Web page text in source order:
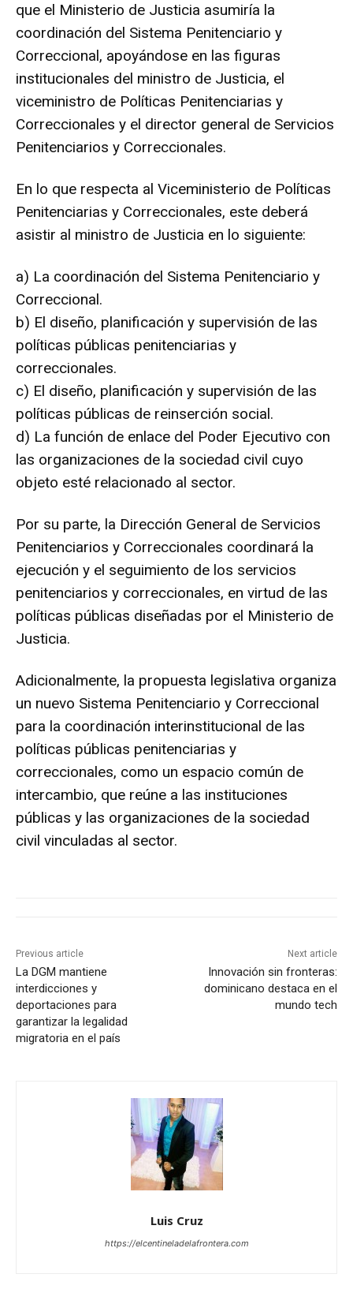
que el Ministerio de Justicia asumiría la
coordinación del Sistema Penitenciario y
Correccional, apoyándose en las figuras
institucionales del ministro de Justicia, el
viceministro de Políticas Penitenciarias y
Correccionales y el director general de Servicios
Penitenciarios y Correccionales.
En lo que respecta al Viceministerio de Políticas
Penitenciarias y Correccionales, este deberá
asistir al ministro de Justicia en lo siguiente:
a) La coordinación del Sistema Penitenciario y
Correccional.
b) El diseño, planificación y supervisión de las
políticas públicas penitenciarias y
correccionales.
c) El diseño, planificación y supervisión de las
políticas públicas de reinserción social.
d) La función de enlace del Poder Ejecutivo con
las organizaciones de la sociedad civil cuyo
objeto esté relacionado al sector.
Por su parte, la Dirección General de Servicios
Penitenciarios y Correccionales coordinará la
ejecución y el seguimiento de los servicios
penitenciarios y correccionales, en virtud de las
políticas públicas diseñadas por el Ministerio de
Justicia.
Adicionalmente, la propuesta legislativa organiza
un nuevo Sistema Penitenciario y Correccional
para la coordinación interinstitucional de las
políticas públicas penitenciarias y
correccionales, como un espacio común de
intercambio, que reúne a las instituciones
públicas y las organizaciones de la sociedad
civil vinculadas al sector.
Previous article
La DGM mantiene
interdicciones y
deportaciones para
garantizar la legalidad
migratoria en el país
Next article
Innovación sin fronteras:
dominicano destaca en el
mundo tech
Luis Cruz
https://elcentineladelafrontera.com